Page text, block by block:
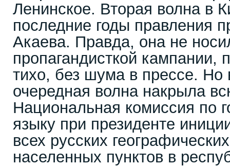
Ленинское. Вторая волна в
последние годы правления
Акаева. Правда, она не
пропагандисткой
тихо, без шума в прессе. Но
очередная волна накрыла
Национальная комиссия по
языку при президенте
всех русских
населенных пунктов в